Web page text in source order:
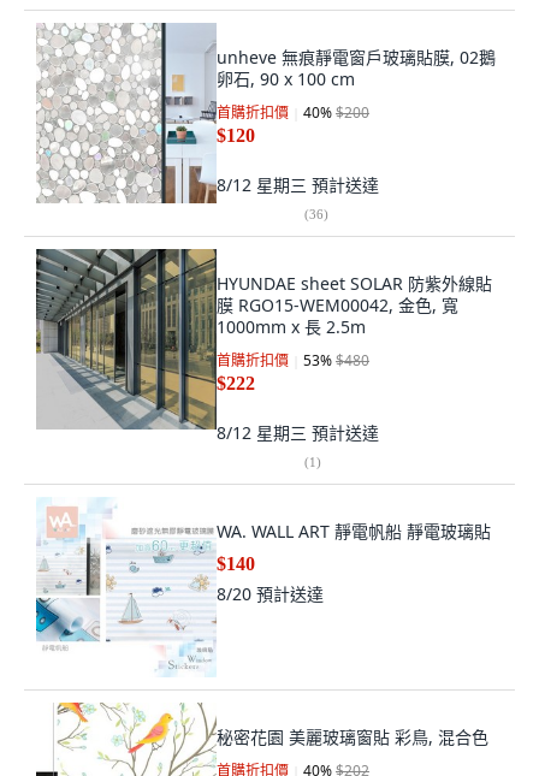
unheve 無痕靜電窗戶玻璃貼膜, 02鵝
卵石, 90 x 100 cm
首購折扣價 40%$200
$120
8/12 星期三 預計送達
(36)
HYUNDAE sheet SOLAR 防紫外線貼
膜 RGO15-WEM00042, 金色, 寬
1000mm x 長 2.5m
首購折扣價 53%$480
$222
8/12 星期三 預計送達
(1)
WA. WALL ART 靜電帆船 靜電玻璃貼
$140
8/20 預計送達
秘密花園 美麗玻璃窗貼 彩鳥, 混合色
首購折扣價 40%$202